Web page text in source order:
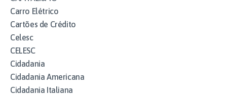
Carro Elétrico
Cartões de Crédito
Celesc
CELESC
Cidadania
Cidadania Americana
Cidadania Italiana